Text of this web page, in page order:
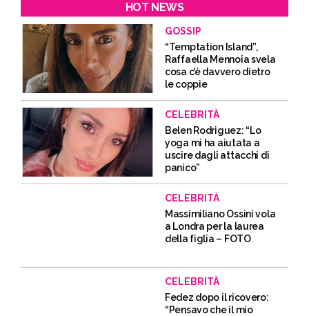
HOT NEWS
GOSSIP
“Temptation Island”,
Raffaella Mennoia svela
cosa c’è davvero dietro
le coppie
CELEBRITÀ
Belen Rodriguez: “Lo
yoga mi ha aiutata a
uscire dagli attacchi di
panico”
CELEBRITÀ
Massimiliano Ossini vola
a Londra per la laurea
della figlia – FOTO
CELEBRITÀ
Fedez dopo il ricovero:
“Pensavo che il mio